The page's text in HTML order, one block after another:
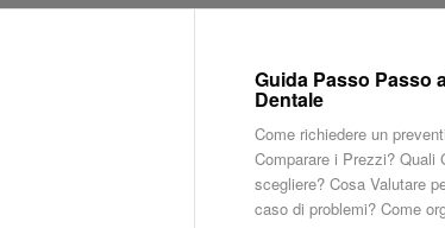
Guida Passo Passo
Dentale
Come richiedere un
Comparare i Prezzi? Quali
scegliere? Cosa Valutare
caso di problemi? Come